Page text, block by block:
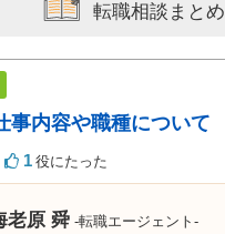
転職相談まとめ
事内容や職種について
1 役にたった
老原 舜 -転職エージェント-